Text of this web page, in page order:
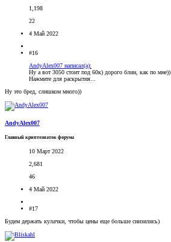
1,198
22
4 Май 2022
#16
AndyAlex007 написал(а):
Ну а вот 3050 стоит под 60к) дорого блин, как по мне))
Нажмите для раскрытия...
Ну это бред, слишком много))
AndyAlex007
Главный криптознаток форума
10 Март 2022
2,681
46
4 Май 2022
#17
Будем держать кулачки, чтобы цены еще больше снизились)